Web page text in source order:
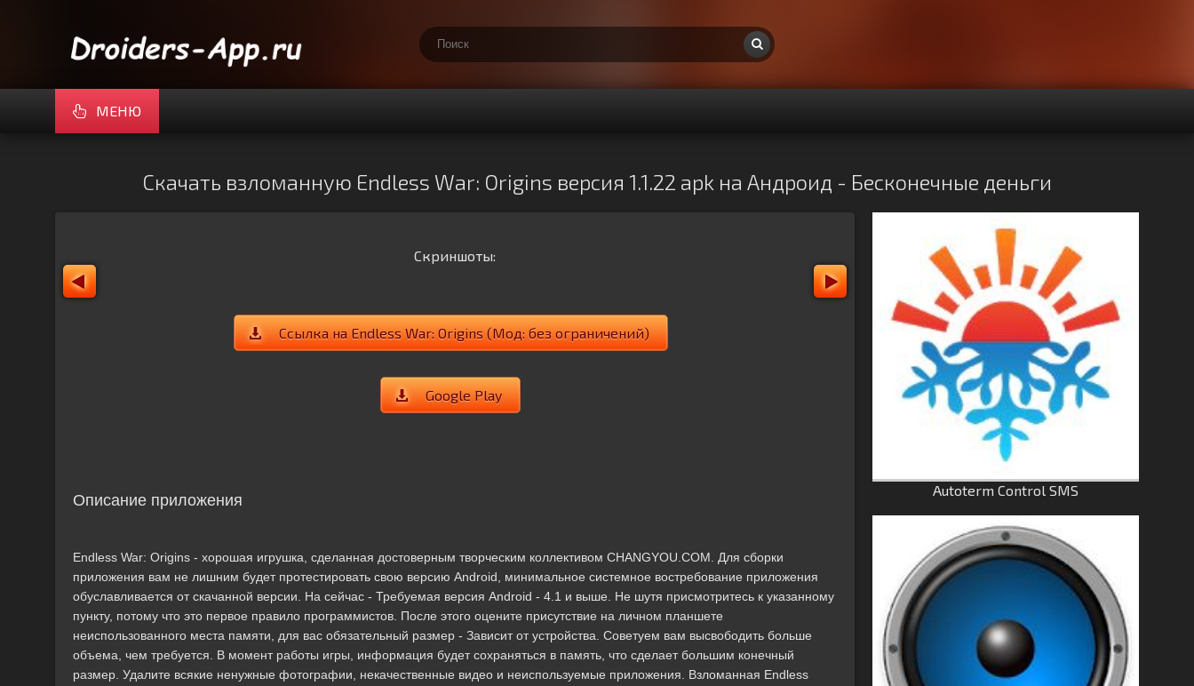
МЕНЮ
Скачать взломанную Endless War: Origins версия 1.1.22 apk на Андроид - Бесконечные деньги
Скриншоты:
Ссылка на Endless War: Origins (Мод: без ограничений)
Google Play
Описание приложения
Endless War: Origins - хорошая игрушка, сделанная достоверным творческим коллективом CHANGYOU.COM. Для сборки
приложения вам не лишним будет протестировать свою версию Android, минимальное системное востребование приложения
обуславливается от скачанной версии. На сейчас - Требуемая версия Android - 4.1 и выше. Не шутя присмотритесь к указанному
пункту, потому что это первое правило программистов. После этого оцените присутствие на личном планшете
неиспользованного места памяти, для вас обязательный размер - Зависит от устройства. Советуем вам высвободить больше
объема, чем требуется. В момент работы игры, информация будет сохраняться в память, что сделает большим конечный
размер. Удалите всякие ненужные фотографии, некачественные видео и неиспользуемые приложения. Взломанная Endless
Autoterm Control SMS